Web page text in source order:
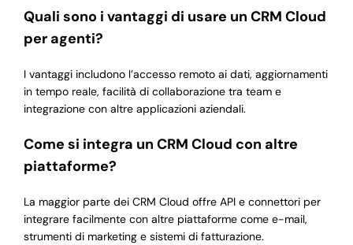
Quali sono i vantaggi di usare un CRM Cloud
per agenti?
I vantaggi includono l’accesso remoto ai dati, aggiornamenti
in tempo reale, facilità di collaborazione tra team e
integrazione con altre applicazioni aziendali.
Come si integra un CRM Cloud con altre
piattaforme?
La maggior parte dei CRM Cloud offre API e connettori per
integrare facilmente con altre piattaforme come e-mail,
strumenti di marketing e sistemi di fatturazione.